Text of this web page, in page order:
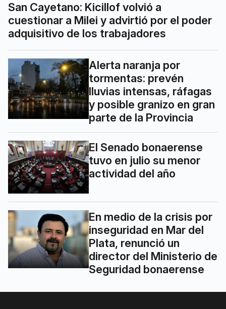
San Cayetano: Kicillof volvió a
cuestionar a Milei y advirtió por el poder
adquisitivo de los trabajadores
Alerta naranja por
tormentas: prevén
lluvias intensas, ráfagas
y posible granizo en gran
parte de la Provincia
El Senado bonaerense
tuvo en julio su menor
actividad del año
En medio de la crisis por
inseguridad en Mar del
Plata, renunció un
director del Ministerio de
Seguridad bonaerense